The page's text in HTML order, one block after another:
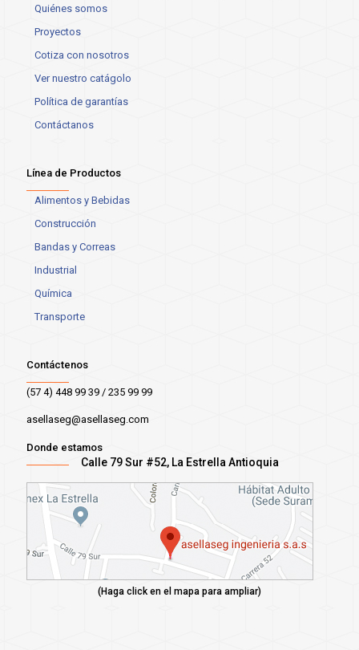
Quiénes somos
Proyectos
Cotiza con nosotros
Ver nuestro catágolo
Política de garantías
Contáctanos
Línea de Productos
Alimentos y Bebidas
Construcción
Bandas y Correas
Industrial
Química
Transporte
Contáctenos
(57 4) 448 99 39 / 235 99 99
asellaseg@asellaseg.com
Donde estamos
Calle 79 Sur #52, La Estrella Antioquia
(Haga click en el mapa para ampliar)